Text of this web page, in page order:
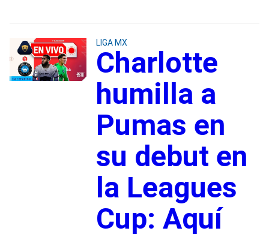
LIGA MX
Charlotte
humilla a
Pumas en
su debut en
la Leagues
Cup: Aquí